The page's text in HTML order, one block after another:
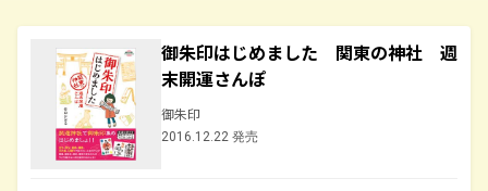
御朱印はじめました 関東の神社 週
末開運さんぽ
御朱印
2016.12.22 発売